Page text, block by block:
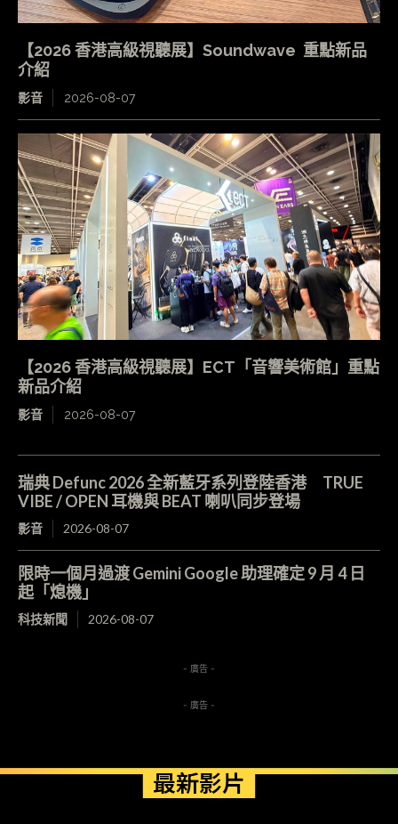
【2026 香港高級視聽展】Soundwave 重點新品
介紹
影音 2026-08-07
【2026 香港高級視聽展】ECT「音響美術館」重點
新品介紹
影音 2026-08-07
瑞典 Defunc 2026 全新藍牙系列登陸香港 TRUE
VIBE / OPEN 耳機與 BEAT 喇叭同步登場
影音 2026-08-07
限時一個月過渡 Gemini Google 助理確定 9 月 4 日
起「熄機」
科技新聞 2026-08-07
- 廣告 -
- 廣告 -
最新影片